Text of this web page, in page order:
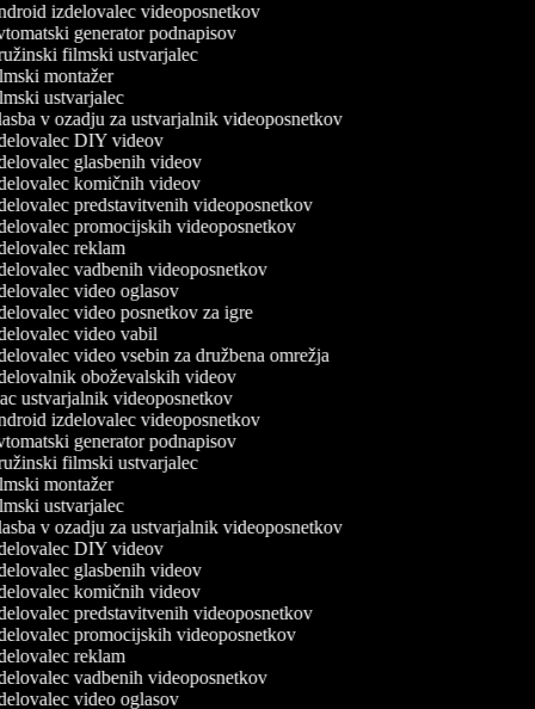
izdelovalec videoposnetkov
generator podnapisov
filmski ustvarjalec
montažer
ustvarjalec
v ozadju za ustvarjalnik videoposnetkov
DIY videov
glasbenih videov
komičnih videov
predstavitvenih videoposnetkov
promocijskih videoposnetkov
reklam
vadbenih videoposnetkov
video oglasov
video posnetkov za igre
video vabil
video vsebin za družbena omrežja
oboževalskih videov
ustvarjalnik videoposnetkov
izdelovalec videoposnetkov
generator podnapisov
filmski ustvarjalec
montažer
ustvarjalec
v ozadju za ustvarjalnik videoposnetkov
DIY videov
glasbenih videov
komičnih videov
predstavitvenih videoposnetkov
promocijskih videoposnetkov
reklam
vadbenih videoposnetkov
video oglasov